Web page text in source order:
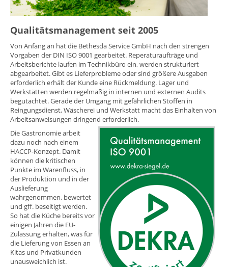
Qualitätsmanagement seit 2005
Von Anfang an hat die Bethesda Service GmbH nach den strengen
Vorgaben der DIN ISO 9001 gearbeitet. Reperaturaufträge und
Arbeitsberichte laufen im Technikbüro ein, werden strukturiert
abgearbeitet. Gibt es Lieferprobleme oder sind größere Ausgaben
erforderlich erhält der Kunde eine Rückmeldung. Lager und
Werkstätten werden regelmäßig in internen und externen Audits
begutachtet. Gerade der Umgang mit gefährlichen Stoffen in
Reingungsdienst, Wäscherei und Werkstatt macht das Einhalten von
Arbeitsanweisungen dringend erforderlich.
Die Gastronomie arbeit
dazu noch nach einem
HACCP-Konzept. Damit
können die kritischen
Punkte im Warenfluss, in
der Produktion und in der
Auslieferung
wahrgenommen, bewertet
und gff. beseitigt werden.
So hat die Küche bereits vor
einigen Jahren die EU-
Zulassung erhalten, was für
die Lieferung von Essen an
Kitas und Privatkunden
unausweichlich ist.